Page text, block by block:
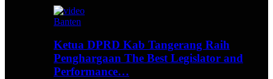
Banten
Ketua DPRD Kab Tangerang Raih
Penghargaan The Best Legislator and
Performance…